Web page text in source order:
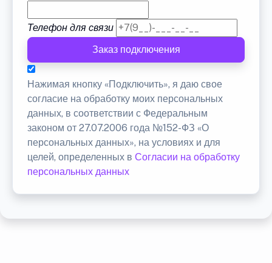
Телефон для связи
Заказ подключения
Нажимая кнопку «Подключить», я даю свое
согласие на обработку моих персональных
данных, в соответствии с Федеральным
законом от 27.07.2006 года №152-ФЗ «О
персональных данных», на условиях и для
целей, определенных в Согласии на обработку
персональных данных